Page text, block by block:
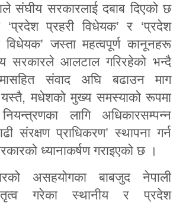
संघीय सरकारलाई दबाब दिएको छ
‘प्रदेश प्रहरी विधेयक’ र ‘प्रदेश
विधेयक’ जस्ता महत्वपूर्ण कानूनहरू
सरकारले आलटाल गरिरहेको भन्दै
संवाद अघि बढाउन माग
मधेशको मुख्य समस्याको रूपमा
लागि अधिकारसम्पन्न
संरक्षण प्राधिकरण’ स्थापना गर्न
ध्यानाकर्षण गराइएको छ ।
असहयोगका बाबजुद नेपाली
गरेका स्थानीय र प्रदेश